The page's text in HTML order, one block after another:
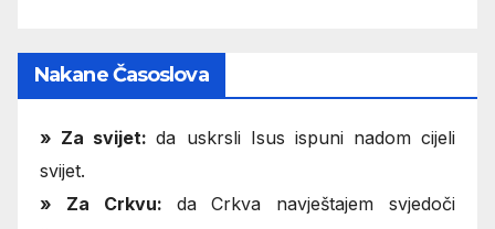
Nakane Časoslova
» Za svijet:da uskrsli Isus ispuni nadom cijeli
svijet.
» Za Crkvu: da Crkva navještajem svjedoči